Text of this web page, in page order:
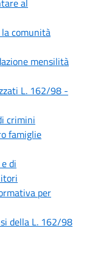
la comunità
mensilità
L. 162/98 -
crimini
famiglie
di
per
della L. 162/98